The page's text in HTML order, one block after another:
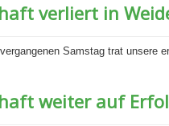
verliert in
Samstag trat unsere
weiter auf